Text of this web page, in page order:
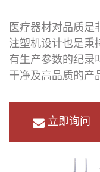
医疗器材对品质是
注塑机设计也是秉
有生产参数的纪录
干净及高品质的产
立即询问